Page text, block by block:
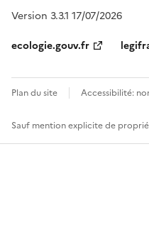
Version 3.3.1 17/07/2026
ecologie.gouv.fr
Plan du site Accessibilité:
Sauf mention explicite de